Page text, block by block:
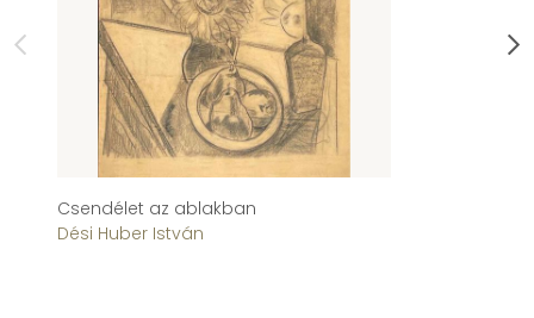
Csendélet az ablakban
Dési Huber István